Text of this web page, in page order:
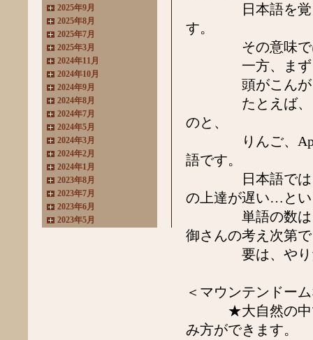
2025年9月
2025年8月
2025年7月
2025年3月
2024年11月
2024年10月
2024年9月
2024年8月
2024年7月
2024年5月
2024年3月
2024年2月
2024年1月
2023年8月
2023年7月
2023年6月
2023年5月
日本語を覚える
す。
その意味では、
一方、まず日本
頭がこんがら
たとえば、りん
のと、
りんご、Apple
語です。
日本語では１単
の上達が遅い…と
単語の数は、い
御さんの考え次第
要は、やりた
＜マウンテンドー
★大自然の中で
み方ができます。